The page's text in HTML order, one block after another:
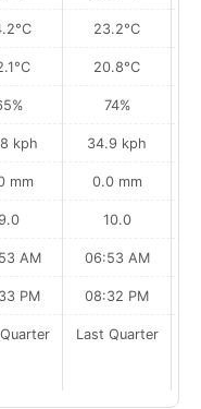
kph
mm
AM
PM
23.2°C
20.8°C
74%
34.9 kph
0.0 mm
10.0
06:53 AM
08:32 PM
Last Quarter